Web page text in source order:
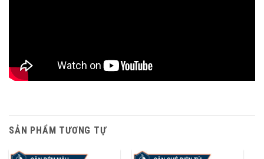
SẢN PHẨM TƯƠNG TỰ